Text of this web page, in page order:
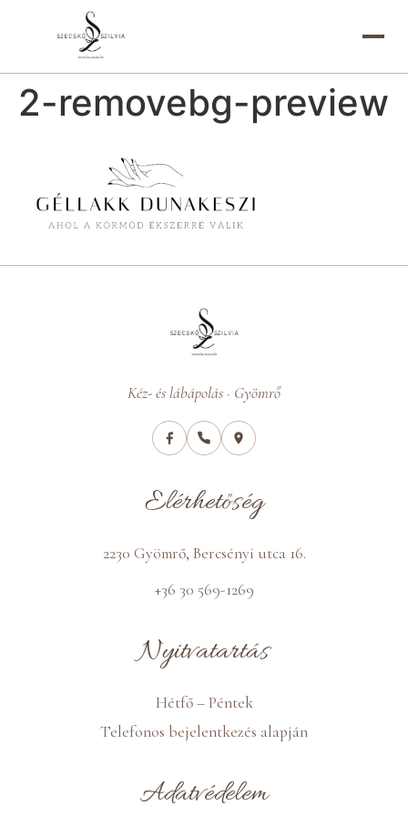
2-removebg-preview
Kéz- és lábápolás · Gyömrő
Elérhetőség
2230 Gyömrő, Bercsényi utca 16.
+36 30 569-1269
Nyitvatartás
Hétfő – Péntek
Telefonos bejelentkezés alapján
Adatvédelem